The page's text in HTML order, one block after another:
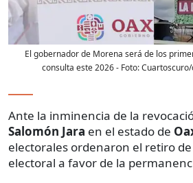
El gobernador de Morena será de los
consulta este 2026- Foto:
Ante la inminencia de la
Salomón Jara en el estado de
electorales ordenaron el retiro
electoral a favor de la